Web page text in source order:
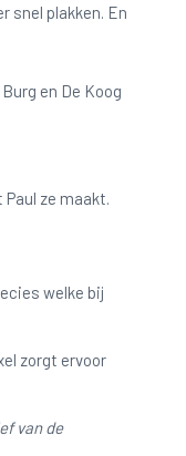
snel plakken. En
en De Koog
ze maakt.
welke bij
zorgt ervoor
van de